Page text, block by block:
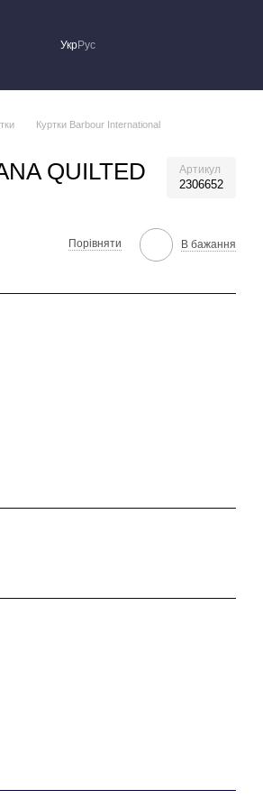
УкрРус
Куртки Barbour International
QUILTED Артикул
2306652
Порівняти В бажання